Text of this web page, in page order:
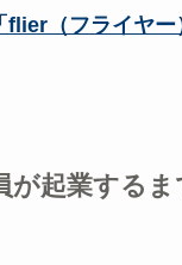
flier（フライヤー
が起業する